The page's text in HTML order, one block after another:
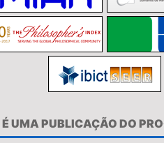
UMA PUBLICAÇÃO DO